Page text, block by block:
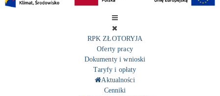
RPK ZŁOTORYJA
Oferty pracy
Dokumenty i wnioski
Taryfy i opłaty
Aktualności
Cenniki